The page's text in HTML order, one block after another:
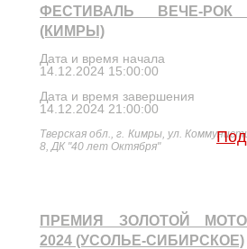
ФЕСТИВАЛЬ ВЕЧЕ-РОК
(КИМРЫ)
Дата и время начала
14.12.2024 15:00:00
Дата и время завершения
14.12.2024 21:00:00
Тверская обл., г. Кимры, ул.
8, ДК "40 лет Октября"
ПРЕМИЯ ЗОЛОТОЙ
2024 (УСОЛЬЕ-СИБИРСКОЕ)